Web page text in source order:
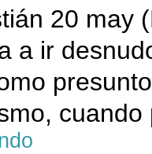
20 may
a ir